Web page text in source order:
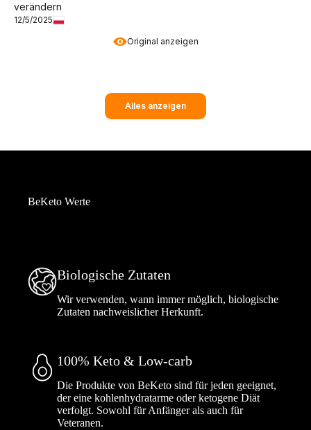
Original anzeigen
verändern
12/5/2025
Alles anzeigen
BeKeto Werte
Biologische Zutaten
Wir verwenden, wann immer möglich, biologische
Zutaten nachweislicher Herkunft.
100% Keto & Low-carb
Die Produkte von BeKeto sind für jeden geeignet,
der eine kohlenhydratarme oder ketogene Diät
verfolgt. Sowohl für Anfänger als auch für
Veteranen.